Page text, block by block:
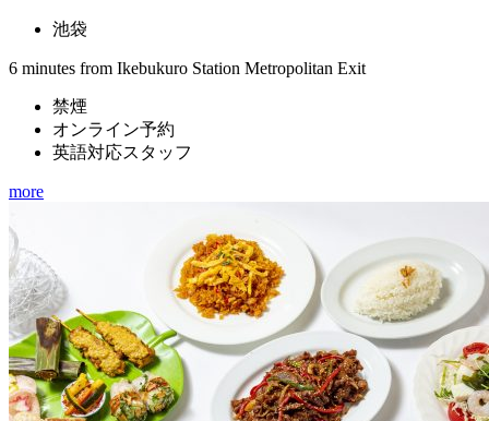
池袋
6 minutes from Ikebukuro Station Metropolitan Exit
禁煙
オンライン予約
英語対応スタッフ
more